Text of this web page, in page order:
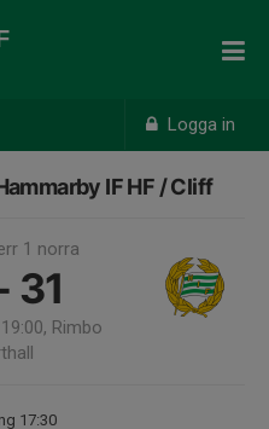
Logga in
IF HF / Cliff
1 norra
31
Rimbo
17:30